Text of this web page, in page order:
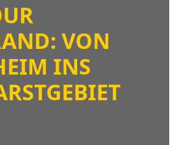
VON
INS